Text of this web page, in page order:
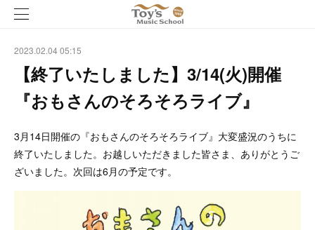
2023.02.04 05:15
【終了いたしました】3/14(火)開催
『おもさんのそろそろライブ』
3月14日開催の『おもさんのそろそろライブ』大変盛況のうちに
終了いたしました。お越しいただきました皆さま、ありがとうご
ざいました。次回は6月の予定です。